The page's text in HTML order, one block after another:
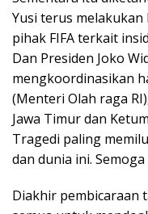
Yusi terus
pihak FIFA terkait
Dan Presiden Joko
mengkoordinasikan
(Menteri Olah raga
Jawa Timur dan
Tragedi paling
dan dunia ini.
Diakhir pembicaraan